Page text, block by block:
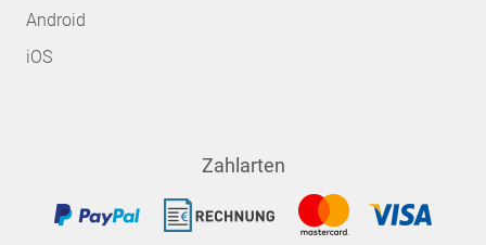
Android
iOS
Zahlarten